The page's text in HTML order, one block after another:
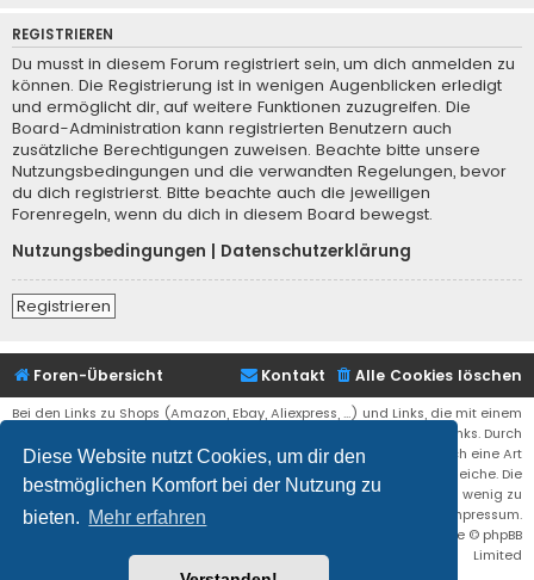
Diese Website nutzt Cookies, um dir den
bestmöglichen Komfort bei der Nutzung zu
bieten. Mehr erfahren
REGISTRIEREN
Du musst in diesem Forum registriert sein, um dich anmelden zu
können. Die Registrierung ist in wenigen Augenblicken erledigt
und ermöglicht dir, auf weitere Funktionen zuzugreifen. Die
Board-Administration kann registrierten Benutzern auch
zusätzliche Berechtigungen zuweisen. Beachte bitte unsere
Nutzungsbedingungen und die verwandten Regelungen, bevor
du dich registrierst. Bitte beachte auch die jeweiligen
Forenregeln, wenn du dich in diesem Board bewegst.
Nutzungsbedingungen
Datenschutzerklärung
Registrieren
Foren-Übersicht Alle Cookies löschen
Kontakt
Bei den Links zu Shops (Amazon, Ebay, Aliexpress, ...) und Links, die mit einem
Stern (*) markiert sind, kann es sich um sogenannte Affiliate Links. Durch
den Kauf eines Produktes über einen Affiliate Link erhälte ich eine Art
Umsatzbeteiligung gutgeschrieben. Für euch bleibt der Preis der gleiche. Die
Einnahmen helfen die Hostgebühren für diese Webseite ein wenig zu
reduzieren. Siehe auch das Impressum.
® Forum Software © phpBB
Limited